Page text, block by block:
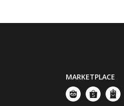
MARKETPLACE